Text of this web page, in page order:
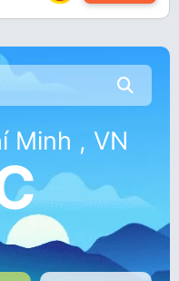
Minh , VN